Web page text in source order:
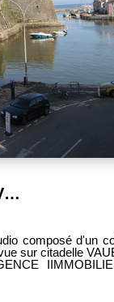
BELLE ILE EN MER VENTE STUDIO VUE SUR PORT 21,11 m²